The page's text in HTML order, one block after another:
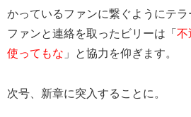
かっているファンに繋ぐようにテラ
ファンと連絡を取ったビリーは「 不
使ってもな 」と協力を仰ぎます。
次号、新章に突入することに。